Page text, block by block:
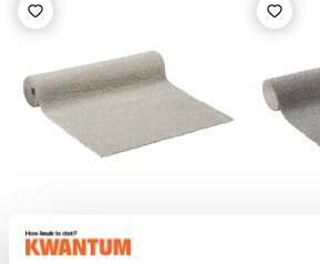
+3